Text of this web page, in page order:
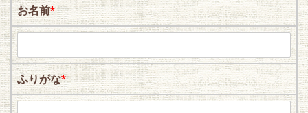
お名前*
ふりがな*